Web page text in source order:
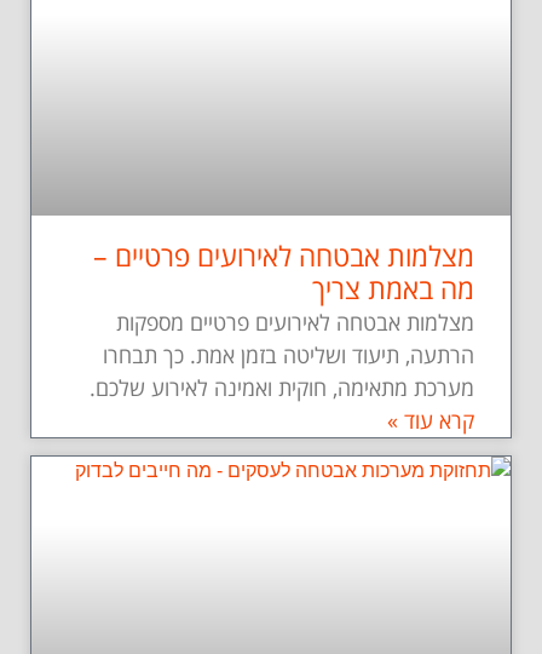
מצלמות אבטחה לאירועים פרטיים –
מה באמת צריך
מצלמות אבטחה לאירועים פרטיים מספקות
הרתעה, תיעוד ושליטה בזמן אמת. כך תבחרו
מערכת מתאימה, חוקית ואמינה לאירוע שלכם.
קרא עוד »